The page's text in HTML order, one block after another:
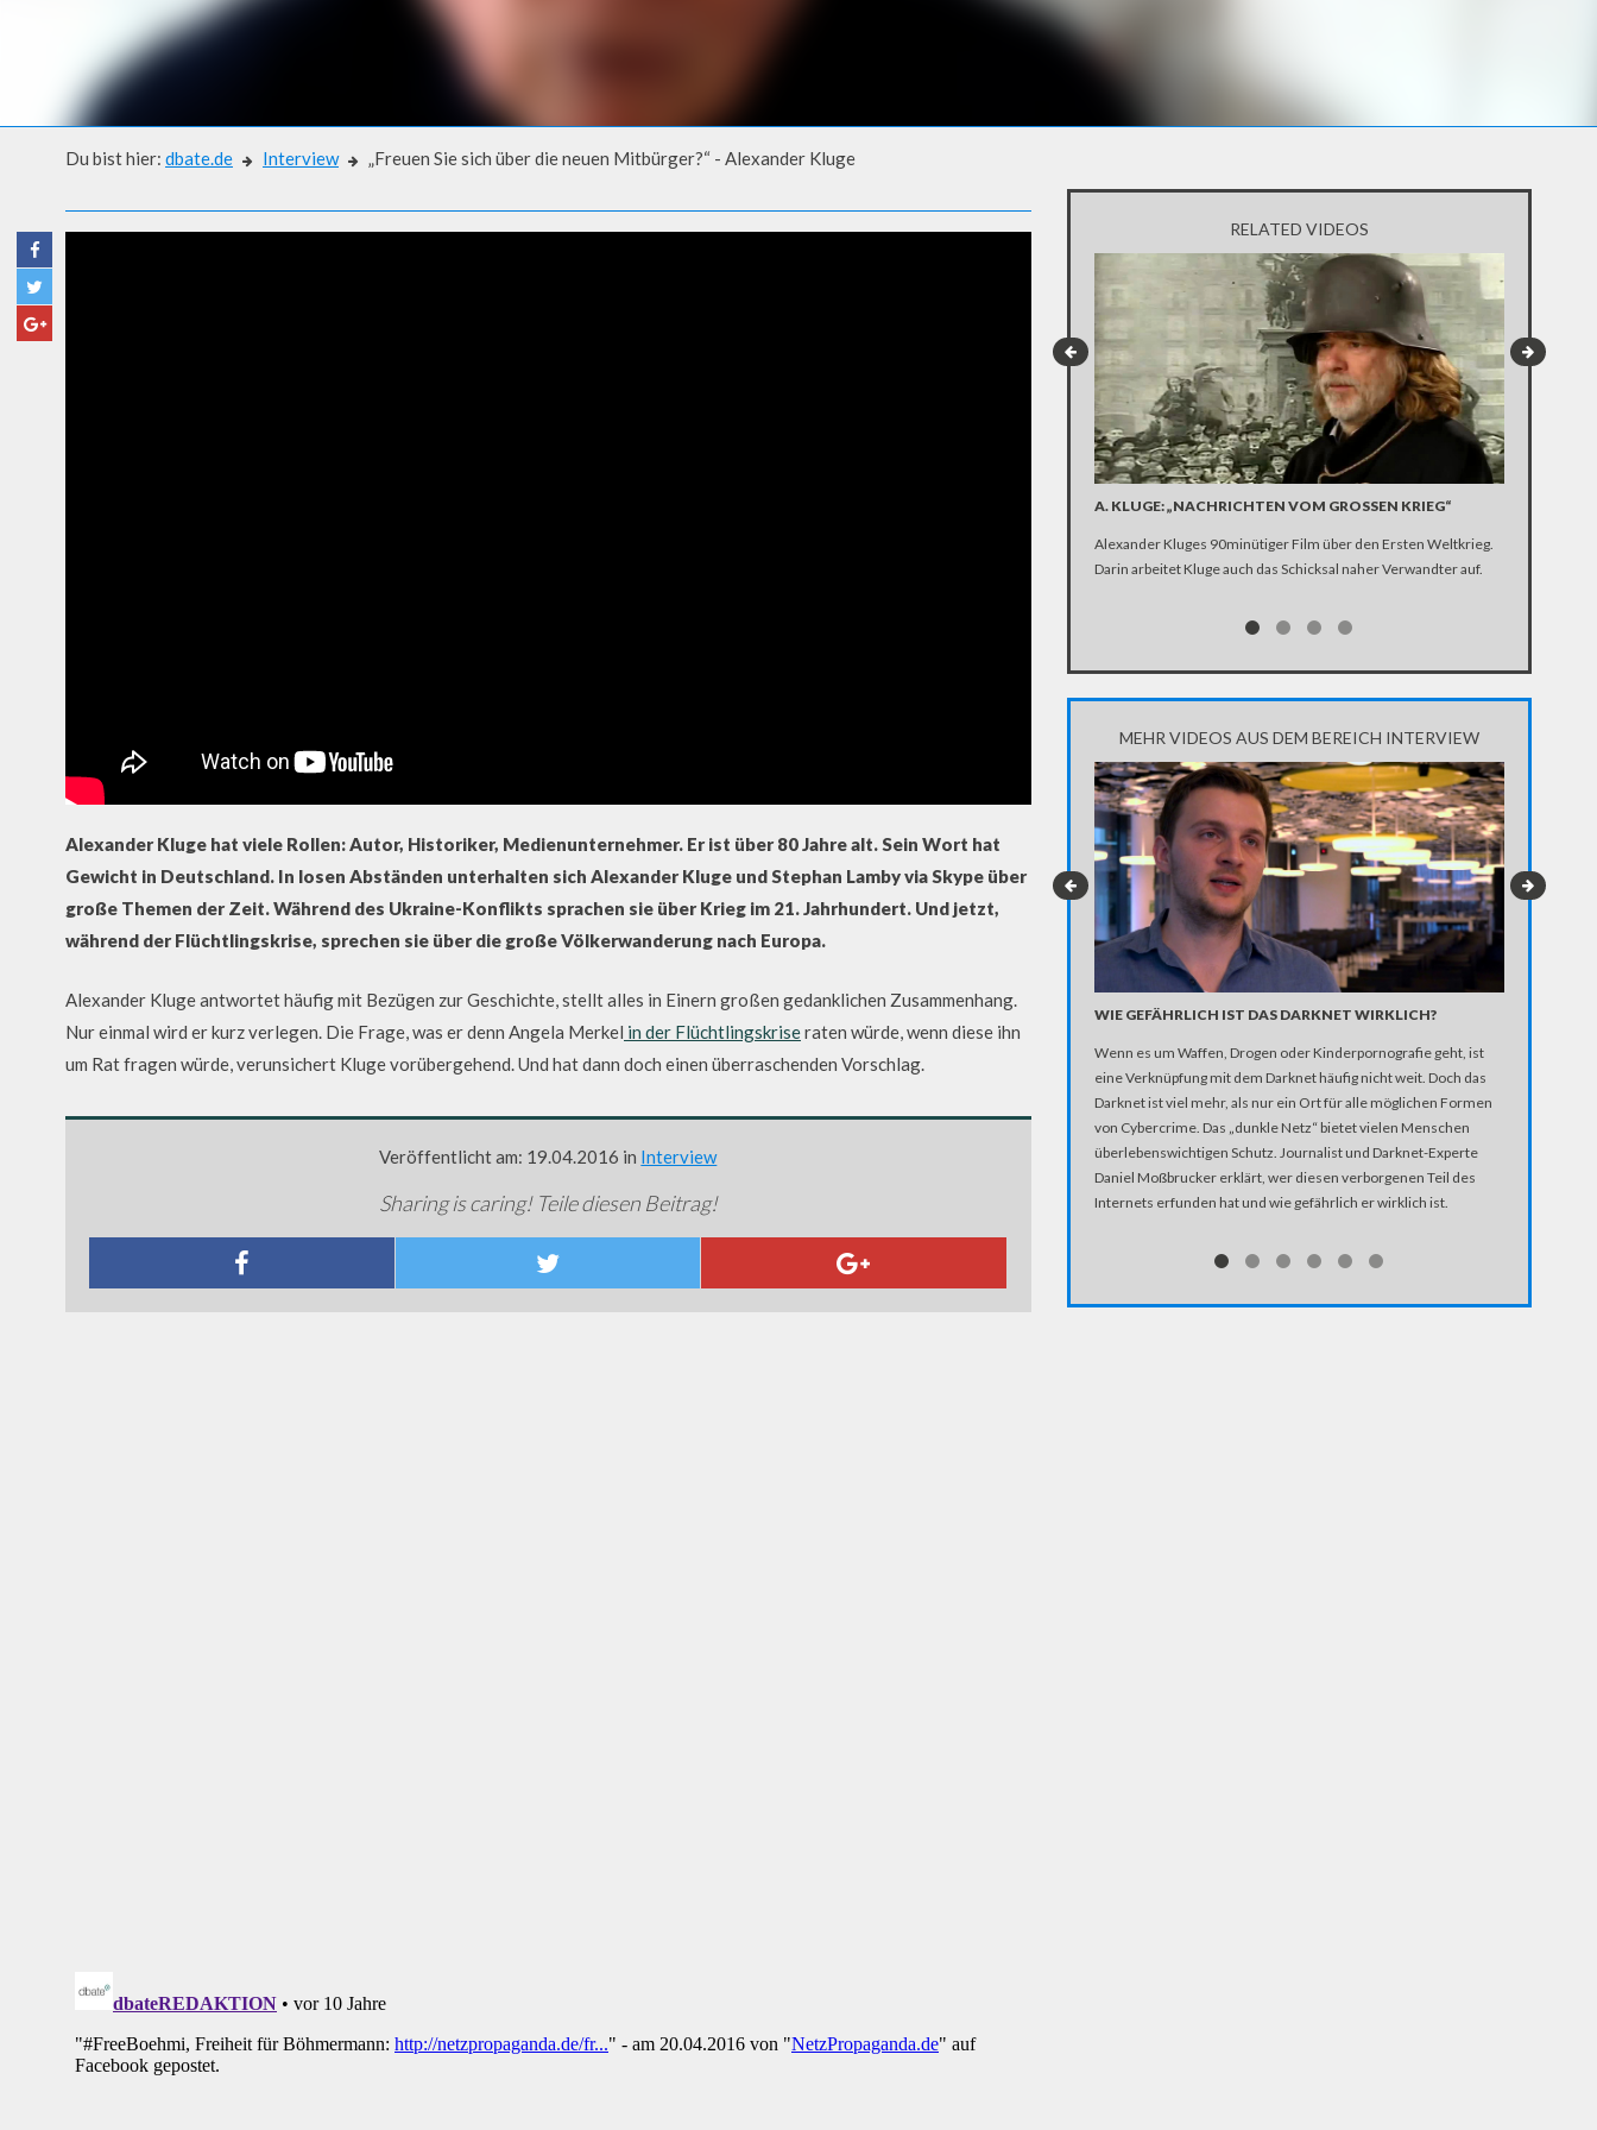
Du bist hier: dbate.de Interview „Freuen Sie sich über die neuen Mitbürger?“ - Alexander Kluge
Alexander Kluge hat viele Rollen: Autor, Historiker, Medienunternehmer. Er ist über 80 Jahre alt. Sein Wort hat
Gewicht in Deutschland. In losen Abständen unterhalten sich Alexander Kluge und Stephan Lamby via Skype über
große Themen der Zeit. Während des Ukraine-Konflikts sprachen sie über Krieg im 21. Jahrhundert. Und jetzt,
während der Flüchtlingskrise, sprechen sie über die große Völkerwanderung nach Europa.
Alexander Kluge antwortet häufig mit Bezügen zur Geschichte, stellt alles in Einern großen gedanklichen Zusammenhang.
Nur einmal wird er kurz verlegen. Die Frage, was er denn Angela Merkel in der Flüchtlingskriseraten würde, wenn diese ihn
um Rat fragen würde, verunsichert Kluge vorübergehend. Und hat dann doch einen überraschenden Vorschlag.
Veröffentlicht am: 19.04.2016 in Interview
Sharing is caring! Teile diesen Beitrag!
RELATED VIDEOS
A. KLUGE: „NACHRICHTEN VOM GROSSEN KRIEG“
Alexander Kluges 90minütiger Film über den Ersten Weltkrieg.
Darin arbeitet Kluge auch das Schicksal naher Verwandter auf.
MEHR VIDEOS AUS DEM BEREICH INTERVIEW
WIE GEFÄHRLICH IST DAS DARKNET WIRKLICH?
Wenn es um Waffen, Drogen oder Kinderpornografie geht, ist
eine Verknüpfung mit dem Darknet häufig nicht weit. Doch das
Darknet ist viel mehr, als nur ein Ort für alle möglichen Formen
von Cybercrime. Das „dunkle Netz“ bietet vielen Menschen
überlebenswichtigen Schutz. Journalist und Darknet-Experte
Daniel Moßbrucker erklärt, wer diesen verborgenen Teil des
Internets erfunden hat und wie gefährlich er wirklich ist.